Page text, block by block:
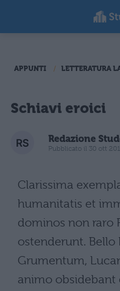
APPUNTI LETTERATURA
Schiavi eroici
Redazione
Pubblicato il 30 ott
Clarissima
humanitatis et
dominos non raro
ostenderunt.
Grumentum,
animo obsidebant